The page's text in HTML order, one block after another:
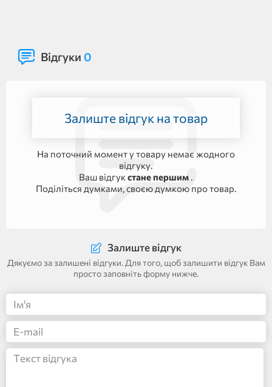
Відгуки 0
Залиште відгук на товар
На поточний момент у товару немає жодного
відгуку.
Ваш відгук стане першим .
Поділіться думками, своєю думкою про товар.
Залиште відгук
Дякуємо за залишені відгуки. Для того, щоб залишити відгук Вам
просто заповніть форму нижче.